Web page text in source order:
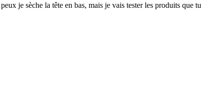
je sèche la tête en bas, mais je vais tester les produits que tu